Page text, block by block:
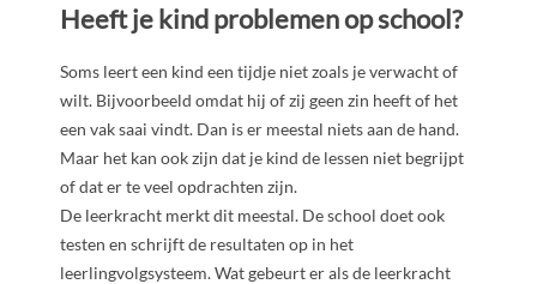
Heeft je kind problemen op school?
Soms leert een kind een tijdje niet zoals je verwacht of
wilt. Bijvoorbeeld omdat hij of zij geen zin heeft of het
een vak saai vindt. Dan is er meestal niets aan de hand.
Maar het kan ook zijn dat je kind de lessen niet begrijpt
of dat er te veel opdrachten zijn.
De leerkracht merkt dit meestal. De school doet ook
testen en schrijft de resultaten op in het
leerlingvolgsysteem. Wat gebeurt er als de leerkracht